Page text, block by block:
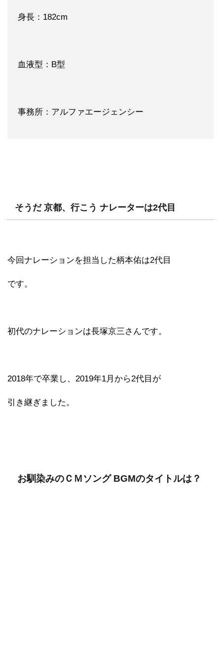
身長：182cm
血液型：B型
事務所：アルファエージェンシー
そうだ 京都、行こう ナレーターは2代目
今回ナレーションを担当した柄本佑は2代目
です。
初代のナレーションは長塚京三さんです。
2018年で卒業し、2019年1月から2代目が
引き継ぎました。
お馴染みのＣＭソング BGMのタイトルは？